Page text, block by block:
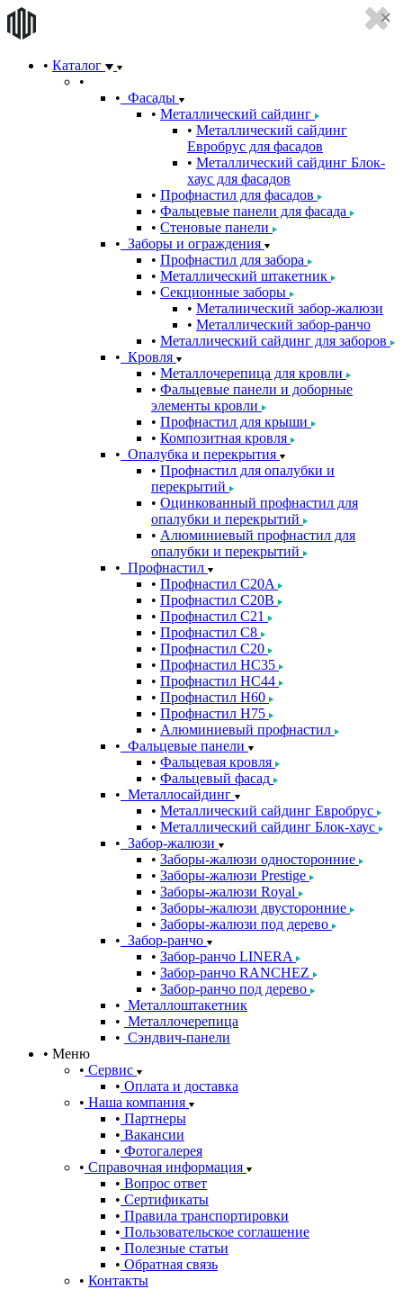
Каталог
Фасады
Металлический сайдинг
Металлический сайдинг
Евробрус для фасадов
Металлический сайдинг Блок-
хаус для фасадов
Профнастил для фасадов
Фальцевые панели для фасада
Стеновые панели
Заборы и ограждения
Профнастил для забора
Металлический штакетник
Секционные заборы
Металиический забор-жалюзи
Металлический забор-ранчо
Металлический сайдинг для заборов
Кровля
Металлочерепица для кровли
Фальцевые панели и доборные
элементы кровли
Профнастил для крыши
Композитная кровля
Опалубка и перекрытия
Профнастил для опалубки и
перекрытий
Оцинкованный профнастил для
опалубки и перекрытий
Алюминиевый профнастил для
опалубки и перекрытий
Профнастил
Профнастил С20A
Профнастил С20B
Профнастил С21
Профнастил С8
Профнастил С20
Профнастил НС35
Профнастил НС44
Профнастил Н60
Профнастил Н75
Алюминиевый профнастил
Фальцевые панели
Фальцевая кровля
Фальцевый фасад
Металлосайдинг
Металлический сайдинг Евробрус
Металлический сайдинг Блок-хаус
Забор-жалюзи
Заборы-жалюзи односторонние
Заборы-жалюзи Prestige
Заборы-жалюзи Royal
Заборы-жалюзи двусторонние
Заборы-жалюзи под дерево
Забор-ранчо
Забор-ранчо LINERA
Забор-ранчо RANCHEZ
Забор-ранчо под дерево
Металлоштакетник
Металлочерепица
Сэндвич-панели
Меню
Сервис
Оплата и доставка
Наша компания
Партнеры
Вакансии
Фотогалерея
Справочная информация
Вопрос ответ
Сертификаты
Правила транспортировки
Пользовательское соглашение
Полезные статьи
Обратная связь
Контакты